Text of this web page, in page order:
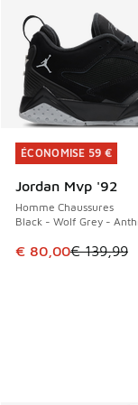
ÉCONOMISE 59 €
Jordan Mvp '92
Homme Chaussures
Black - Wolf Grey -
Cet article est en
€ 80,00€ 139,99
ÉCONOMISE 59 €